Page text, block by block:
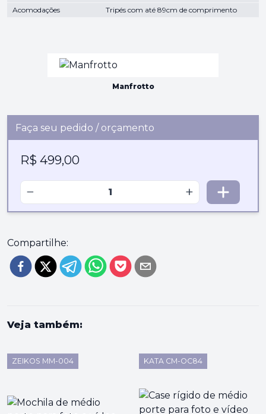
Acomodações
Tripés com até 89cm de comprimento
Faça seu pedido / orçamento
R$ 499,00
− +
Manfrotto
Compartilhe:
Veja também:
ZEIKOS MM-004 KATA CM-OC84